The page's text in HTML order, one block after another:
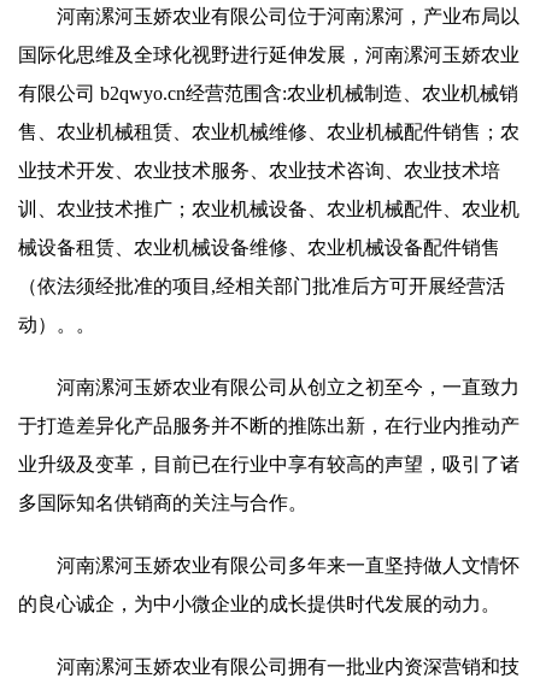
河南漯河玉娇农业有限公司位于河南漯河，产业布局以
国际化思维及全球化视野进行延伸发展，河南漯河玉娇农业
有限公司 b2qwyo.cn经营范围含:农业机械制造、农业机械销
售、农业机械租赁、农业机械维修、农业机械配件销售；农
业技术开发、农业技术服务、农业技术咨询、农业技术培
训、农业技术推广；农业机械设备、农业机械配件、农业机
械设备租赁、农业机械设备维修、农业机械设备配件销售
（依法须经批准的项目,经相关部门批准后方可开展经营活
动）。。
河南漯河玉娇农业有限公司从创立之初至今，一直致力
于打造差异化产品服务并不断的推陈出新，在行业内推动产
业升级及变革，目前已在行业中享有较高的声望，吸引了诸
多国际知名供销商的关注与合作。
河南漯河玉娇农业有限公司多年来一直坚持做人文情怀
的良心诚企，为中小微企业的成长提供时代发展的动力。
河南漯河玉娇农业有限公司拥有一批业内资深营销和技